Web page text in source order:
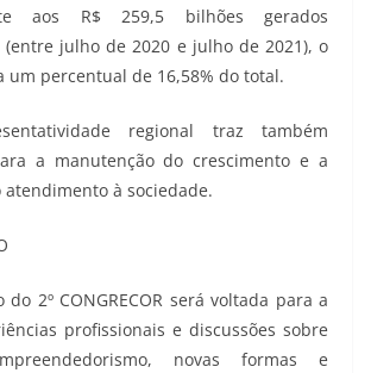
aos R$ 259,5 bilhões gerados
(entre julho de 2020 e julho de 2021), o
um percentual de 16,58% do total.
regional traz também
a manutenção do crescimento e a
à sociedade.
2º CONGRECOR será voltada para a
profissionais e discussões sobre
novas formas e